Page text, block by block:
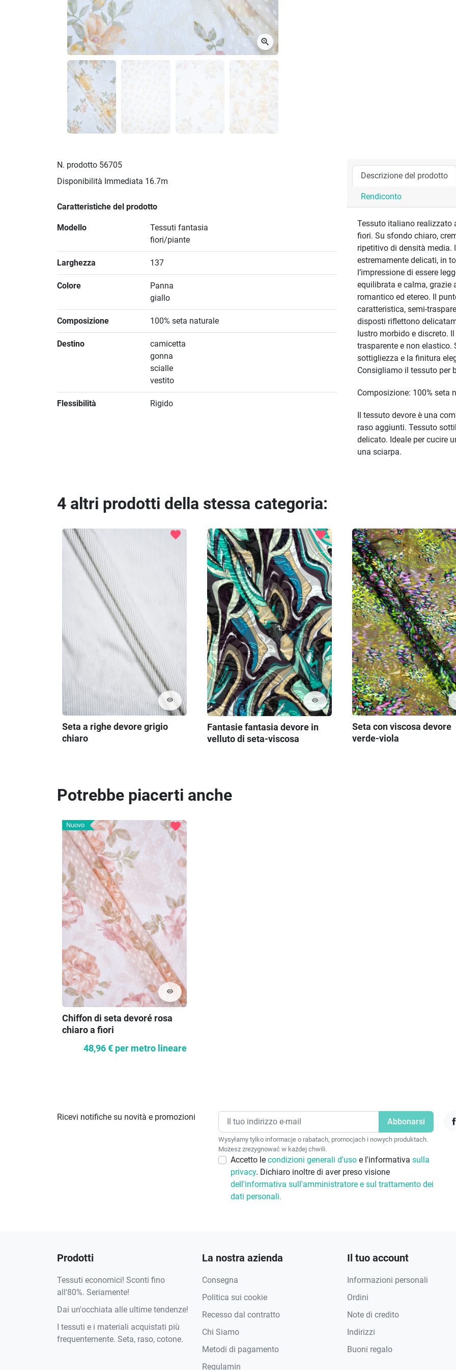
zoom_in
N. prodotto 56705
Disponibilità Immediata 16.7m
Caratteristiche del prodotto
Modello
Tessuti fantasia
fiori/piante
Larghezza 137
Colore
Panna
giallo
Composizione 100% seta naturale
Destino
camicetta
gonna
scialle
vestito
Flessibilità Rigido
Descrizione del prodotto
Rendiconto
Tessuto italiano realizzato
fiori. Su sfondo chiaro,
ripetitivo di densità
estremamente delicati, in
l’impressione di essere
equilibrata e calma, grazie
romantico ed etereo. Il
caratteristica, semi-
disposti riflettono
lustro morbido e discreto.
trasparente e non
sottigliezza e la finitura
Consigliamo il tessuto per
Composizione: 100% seta
Il tessuto devore è una
raso aggiunti. Tessuto
delicato. Ideale per cucire
una sciarpa.
4 altri prodotti della stessa categoria:
visibility
favorite
Seta a righe devore grigio
chiaro
visibility
favorite
Fantasie fantasia devore in
velluto di seta-viscosa
Seta con viscosa devore
verde-viola
Potrebbe piacerti anche
Nuovo
visibility
favorite
Chiffon di seta devoré rosa
chiaro a fiori
48,96 € per metro lineare
Ricevi notifiche su novità e promozioni
Wysyłamy tylko informacje o rabatach, promocjach i nowych produktach.
Możesz zrezygnować w każdej chwili.
Accetto le condizioni generali d'uso e l'informativa sulla
privacy. Dichiaro inoltre di aver preso visione
dell'informativa sull'amministratore e sul trattamento dei
dati personali.
Prodotti
Tessuti economici! Sconti fino
all'80%. Seriamente!
Dai un'occhiata alle ultime tendenze!
I tessuti e i materiali acquistati più
frequentemente. Seta, raso, cotone.
La nostra azienda
Consegna
Politica sui cookie
Recesso dal contratto
Chi Siamo
Metodi di pagamento
Regulamin
Il tuo account
Informazioni personali
Ordini
Note di credito
Indirizzi
Buoni regalo